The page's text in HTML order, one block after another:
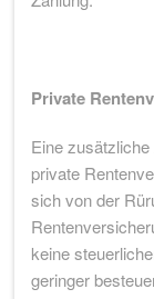
Private
Eine
private
sich von der
keine
geringer